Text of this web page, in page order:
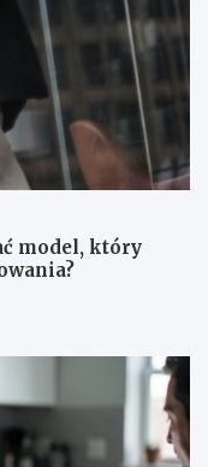
model, który